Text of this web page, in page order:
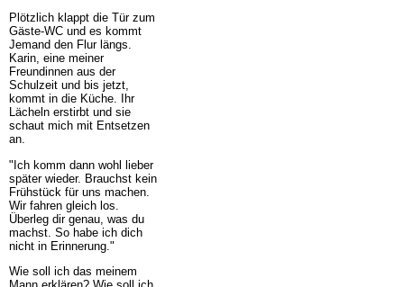
Plötzlich klappt die Tür zum
Gäste-WC und es kommt
Jemand den Flur längs.
Karin, eine meiner
Freundinnen aus der
Schulzeit und bis jetzt,
kommt in die Küche. Ihr
Lächeln erstirbt und sie
schaut mich mit Entsetzen
an.
"Ich komm dann wohl lieber
später wieder. Brauchst kein
Frühstück für uns machen.
Wir fahren gleich los.
Überleg dir genau, was du
machst. So habe ich dich
nicht in Erinnerung."
Wie soll ich das meinem